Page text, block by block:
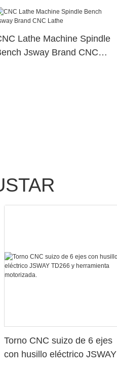
Lathe Machine Spindle
Jsway Brand CNC
Torno CNC suizo de 6 ejes
con husillo eléctrico JSWAY